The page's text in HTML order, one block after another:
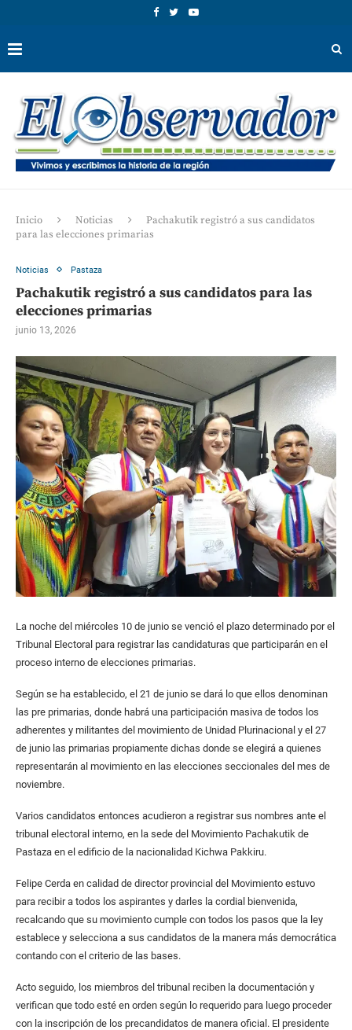
Inicio Noticias
Pachakutik registró a sus candidatos
para las elecciones primarias
Noticias Pastaza
Pachakutik registró a sus candidatos para las
elecciones primarias
junio 13, 2026
La noche del miércoles 10 de junio se venció el plazo determinado por el
Tribunal Electoral para registrar las candidaturas que participarán en el
proceso interno de elecciones primarias.
Según se ha establecido, el 21 de junio se dará lo que ellos denominan
las pre primarias, donde habrá una participación masiva de todos los
adherentes y militantes del movimiento de Unidad Plurinacional y el 27
de junio las primarias propiamente dichas donde se elegirá a quienes
representarán al movimiento en las elecciones seccionales del mes de
noviembre.
Varios candidatos entonces acudieron a registrar sus nombres ante el
tribunal electoral interno, en la sede del Movimiento Pachakutik de
Pastaza en el edificio de la nacionalidad Kichwa Pakkiru.
Felipe Cerda en calidad de director provincial del Movimiento estuvo
para recibir a todos los aspirantes y darles la cordial bienvenida,
recalcando que su movimiento cumple con todos los pasos que la ley
establece y selecciona a sus candidatos de la manera más democrática
contando con el criterio de las bases.
Acto seguido, los miembros del tribunal reciben la documentación y
verifican que todo esté en orden según lo requerido para luego proceder
con la inscripción de los precandidatos de manera oficial. El presidente